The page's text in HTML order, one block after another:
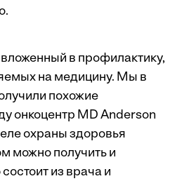
в профилактику,
на медицину. Мы в
похожие
онкоцентр MD Anderson
охраны здоровья
можно получить и
из врача и